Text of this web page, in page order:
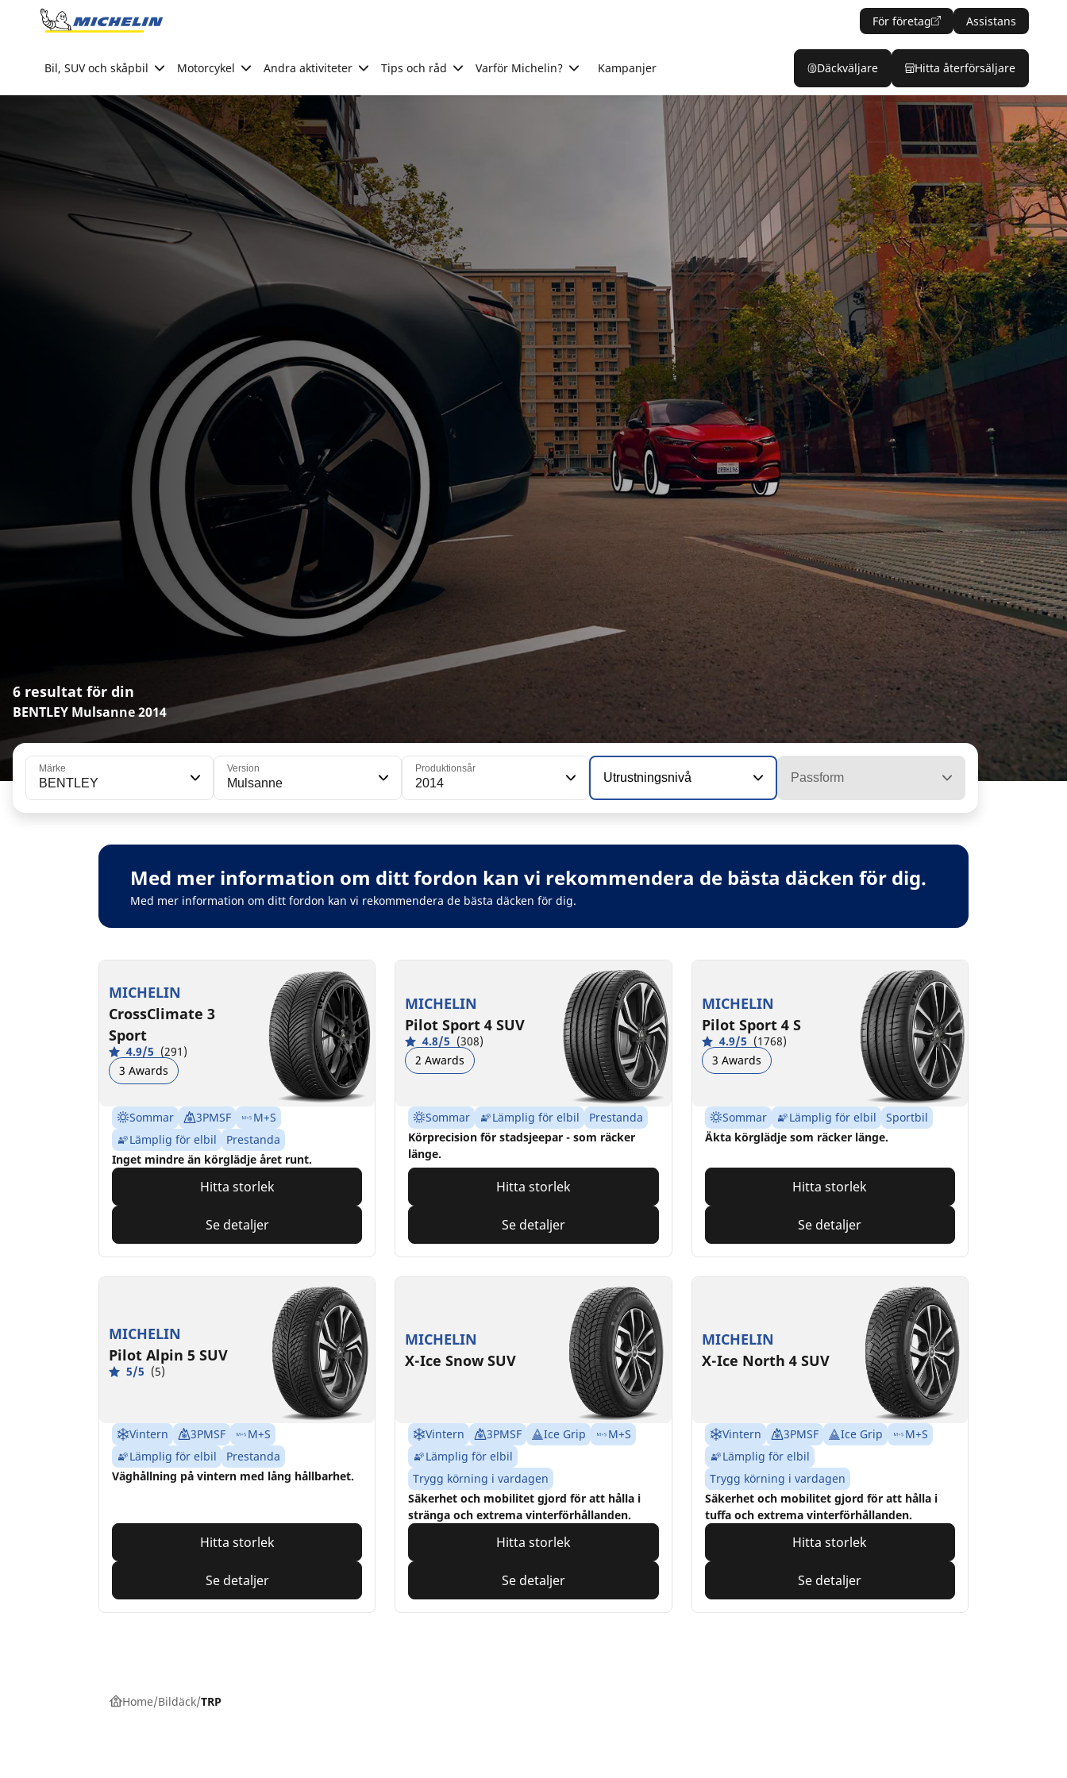
Go to page content
För företag Assistans
Bil, SUV och skåpbil Motorcykel Andra aktiviteter Tips och råd Varför Michelin? Kampanjer Däckväljare Hitta återförsäljare
6 resultat för din
BENTLEY Mulsanne 2014
Märke
BENTLEY
Version
Mulsanne
Produktionsår
2014 Utrustningsnivå Passform
Med mer information om ditt fordon kan vi rekommendera de bästa däcken för dig.
Med mer information om ditt fordon kan vi rekommendera de bästa däcken för dig.
MICHELIN
CrossClimate 3
Sport
4.9/5 (291)
3 Awards
Sommar 3PMSF
M+S
Lämplig för elbil
Prestanda
Inget mindre än körglädje året runt.
Hitta storlek
Se detaljer
MICHELIN
Pilot Sport 4 SUV
4.8/5 (308)
2 Awards
Sommar Lämplig för elbil
Prestanda
Körprecision för stadsjeepar - som räcker
länge.
Hitta storlek
Se detaljer
MICHELIN
Pilot Sport 4 S
4.9/5 (1768)
3 Awards
Sommar Lämplig för elbil
Sportbil
Äkta körglädje som räcker länge.
Hitta storlek
Se detaljer
MICHELIN
Pilot Alpin 5 SUV
5/5 (5)
Vintern 3PMSF
M+S
Lämplig för elbil
Prestanda
Väghållning på vintern med lång hållbarhet.
Hitta storlek
Se detaljer
MICHELIN
X-Ice Snow SUV
Vintern 3PMSF Ice Grip
M+S
Lämplig för elbil
Trygg körning i vardagen
Säkerhet och mobilitet gjord för att hålla i
stränga och extrema vinterförhållanden.
Hitta storlek
Se detaljer
MICHELIN
X-Ice North 4 SUV
Vintern 3PMSF Ice Grip
M+S
Lämplig för elbil
Trygg körning i vardagen
Säkerhet och mobilitet gjord för att hålla i
tuffa och extrema vinterförhållanden.
Hitta storlek
Se detaljer
Home Bildäck TRP